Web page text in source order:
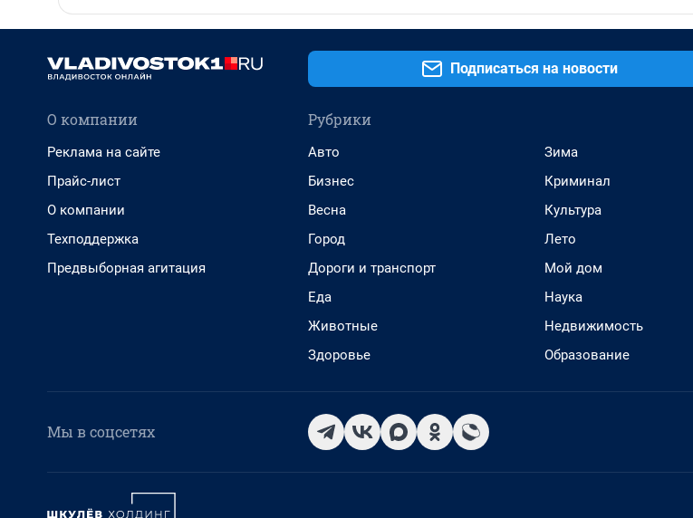
Подписаться на новости
О компании
Реклама на сайте
Прайс-лист
О компании
Техподдержка
Предвыборная агитация
Рубрики
Авто
Бизнес
Весна
Город
Дороги и транспорт
Еда
Животные
Здоровье
Зима
Криминал
Культура
Лето
Мой дом
Наука
Недвижимость
Образование
Мы в соцсетях